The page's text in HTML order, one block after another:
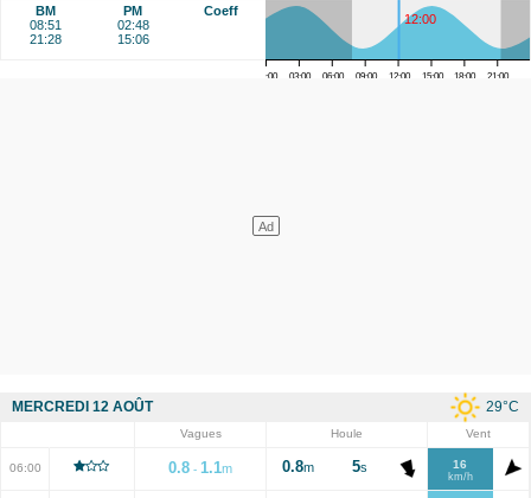
BM
08:51
21:28
PM
02:48
15:06
Coeff
12:00
00:00 03:00 06:00 09:00 12:00 15:00 18:00 21:00
29°C
MERCREDI 12 AOÛT
Vagues Houle Vent
06:00 0.8 - 1.1m 0.8m 5s 16
km/h